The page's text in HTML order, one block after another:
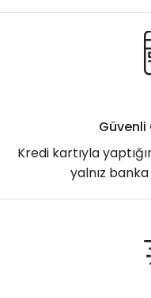
Güvenli
Kredi kartıyla
yalnız banka